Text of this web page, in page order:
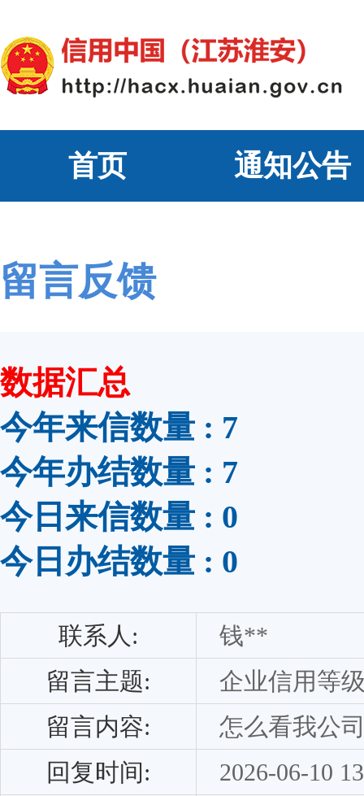
首页 通知公告
留言反馈
数据汇总
今年来信数量 : 7
今年办结数量 : 7
今日来信数量 : 0
今日办结数量 : 0
联系人:
钱**
留言主题:
企业信用等
留言内容:
怎么看我公
回复时间:
2026-06-10